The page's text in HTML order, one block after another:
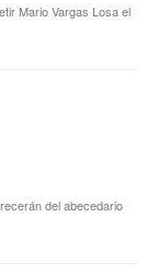
Mario Vargas Losa el
del abecedario